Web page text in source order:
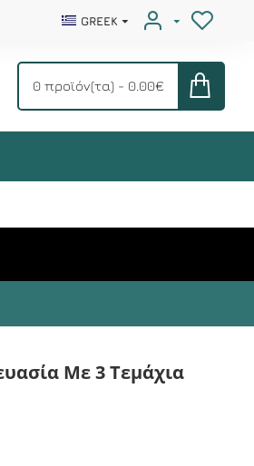
GREEK
0 προϊόν(τα) - 0.00€
Με 3 Τεμάχια